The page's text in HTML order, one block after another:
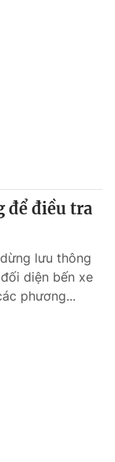
để điều tra
lưu thông
diện bến xe
phương...